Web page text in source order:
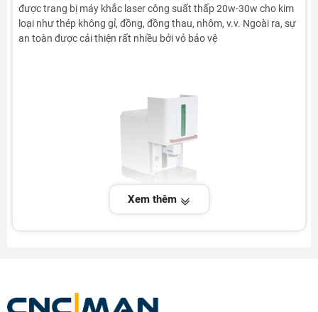
được trang bị máy khắc laser công suất thấp 20w-30w cho kim
loại như thép không gỉ, đồng, đồng thau, nhôm, v.v. Ngoài ra, sự
an toàn được cải thiện rất nhiều bởi vỏ bảo vệ
- Model: YDFLP-20-E-M7-S-S
- Công suất : 20W
Xem thêm